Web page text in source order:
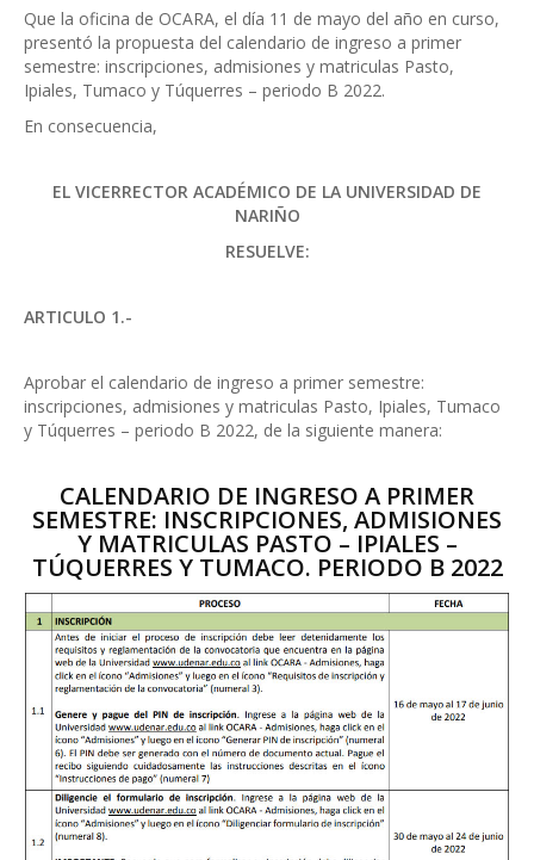
Que la oficina de OCARA, el día 11 de mayo del año en curso,
presentó la propuesta del calendario de ingreso a primer
semestre: inscripciones, admisiones y matriculas Pasto,
Ipiales, Tumaco y Túquerres – periodo B 2022.
En consecuencia,
EL VICERRECTOR ACADÉMICO DE LA UNIVERSIDAD DE
NARIÑO
RESUELVE:
ARTICULO 1.-
Aprobar el calendario de ingreso a primer semestre:
inscripciones, admisiones y matriculas Pasto, Ipiales, Tumaco
y Túquerres – periodo B 2022, de la siguiente manera:
CALENDARIO DE INGRESO A PRIMER
SEMESTRE: INSCRIPCIONES, ADMISIONES
Y MATRICULAS PASTO – IPIALES –
TÚQUERRES Y TUMACO. PERIODO B 2022